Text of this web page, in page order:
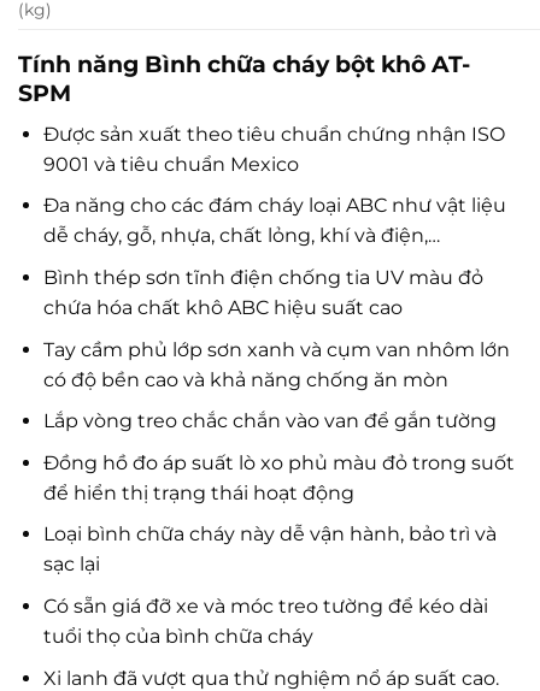
(kg)
Tính năng Bình chữa cháy bột khô AT-
SPM
Được sản xuất theo tiêu chuẩn chứng nhận ISO
9001 và tiêu chuẩn Mexico
Đa năng cho các đám cháy loại ABC như vật liệu
dễ cháy, gỗ, nhựa, chất lỏng, khí và điện,…
Bình thép sơn tĩnh điện chống tia UV màu đỏ
chứa hóa chất khô ABC hiệu suất cao
Tay cầm phủ lớp sơn xanh và cụm van nhôm lớn
có độ bền cao và khả năng chống ăn mòn
Lắp vòng treo chắc chắn vào van để gắn tường
Đồng hồ đo áp suất lò xo phủ màu đỏ trong suốt
để hiển thị trạng thái hoạt động
Loại bình chữa cháy này dễ vận hành, bảo trì và
sạc lại
Có sẵn giá đỡ xe và móc treo tường để kéo dài
tuổi thọ của bình chữa cháy
Xi lanh đã vượt qua thử nghiệm nổ áp suất cao.